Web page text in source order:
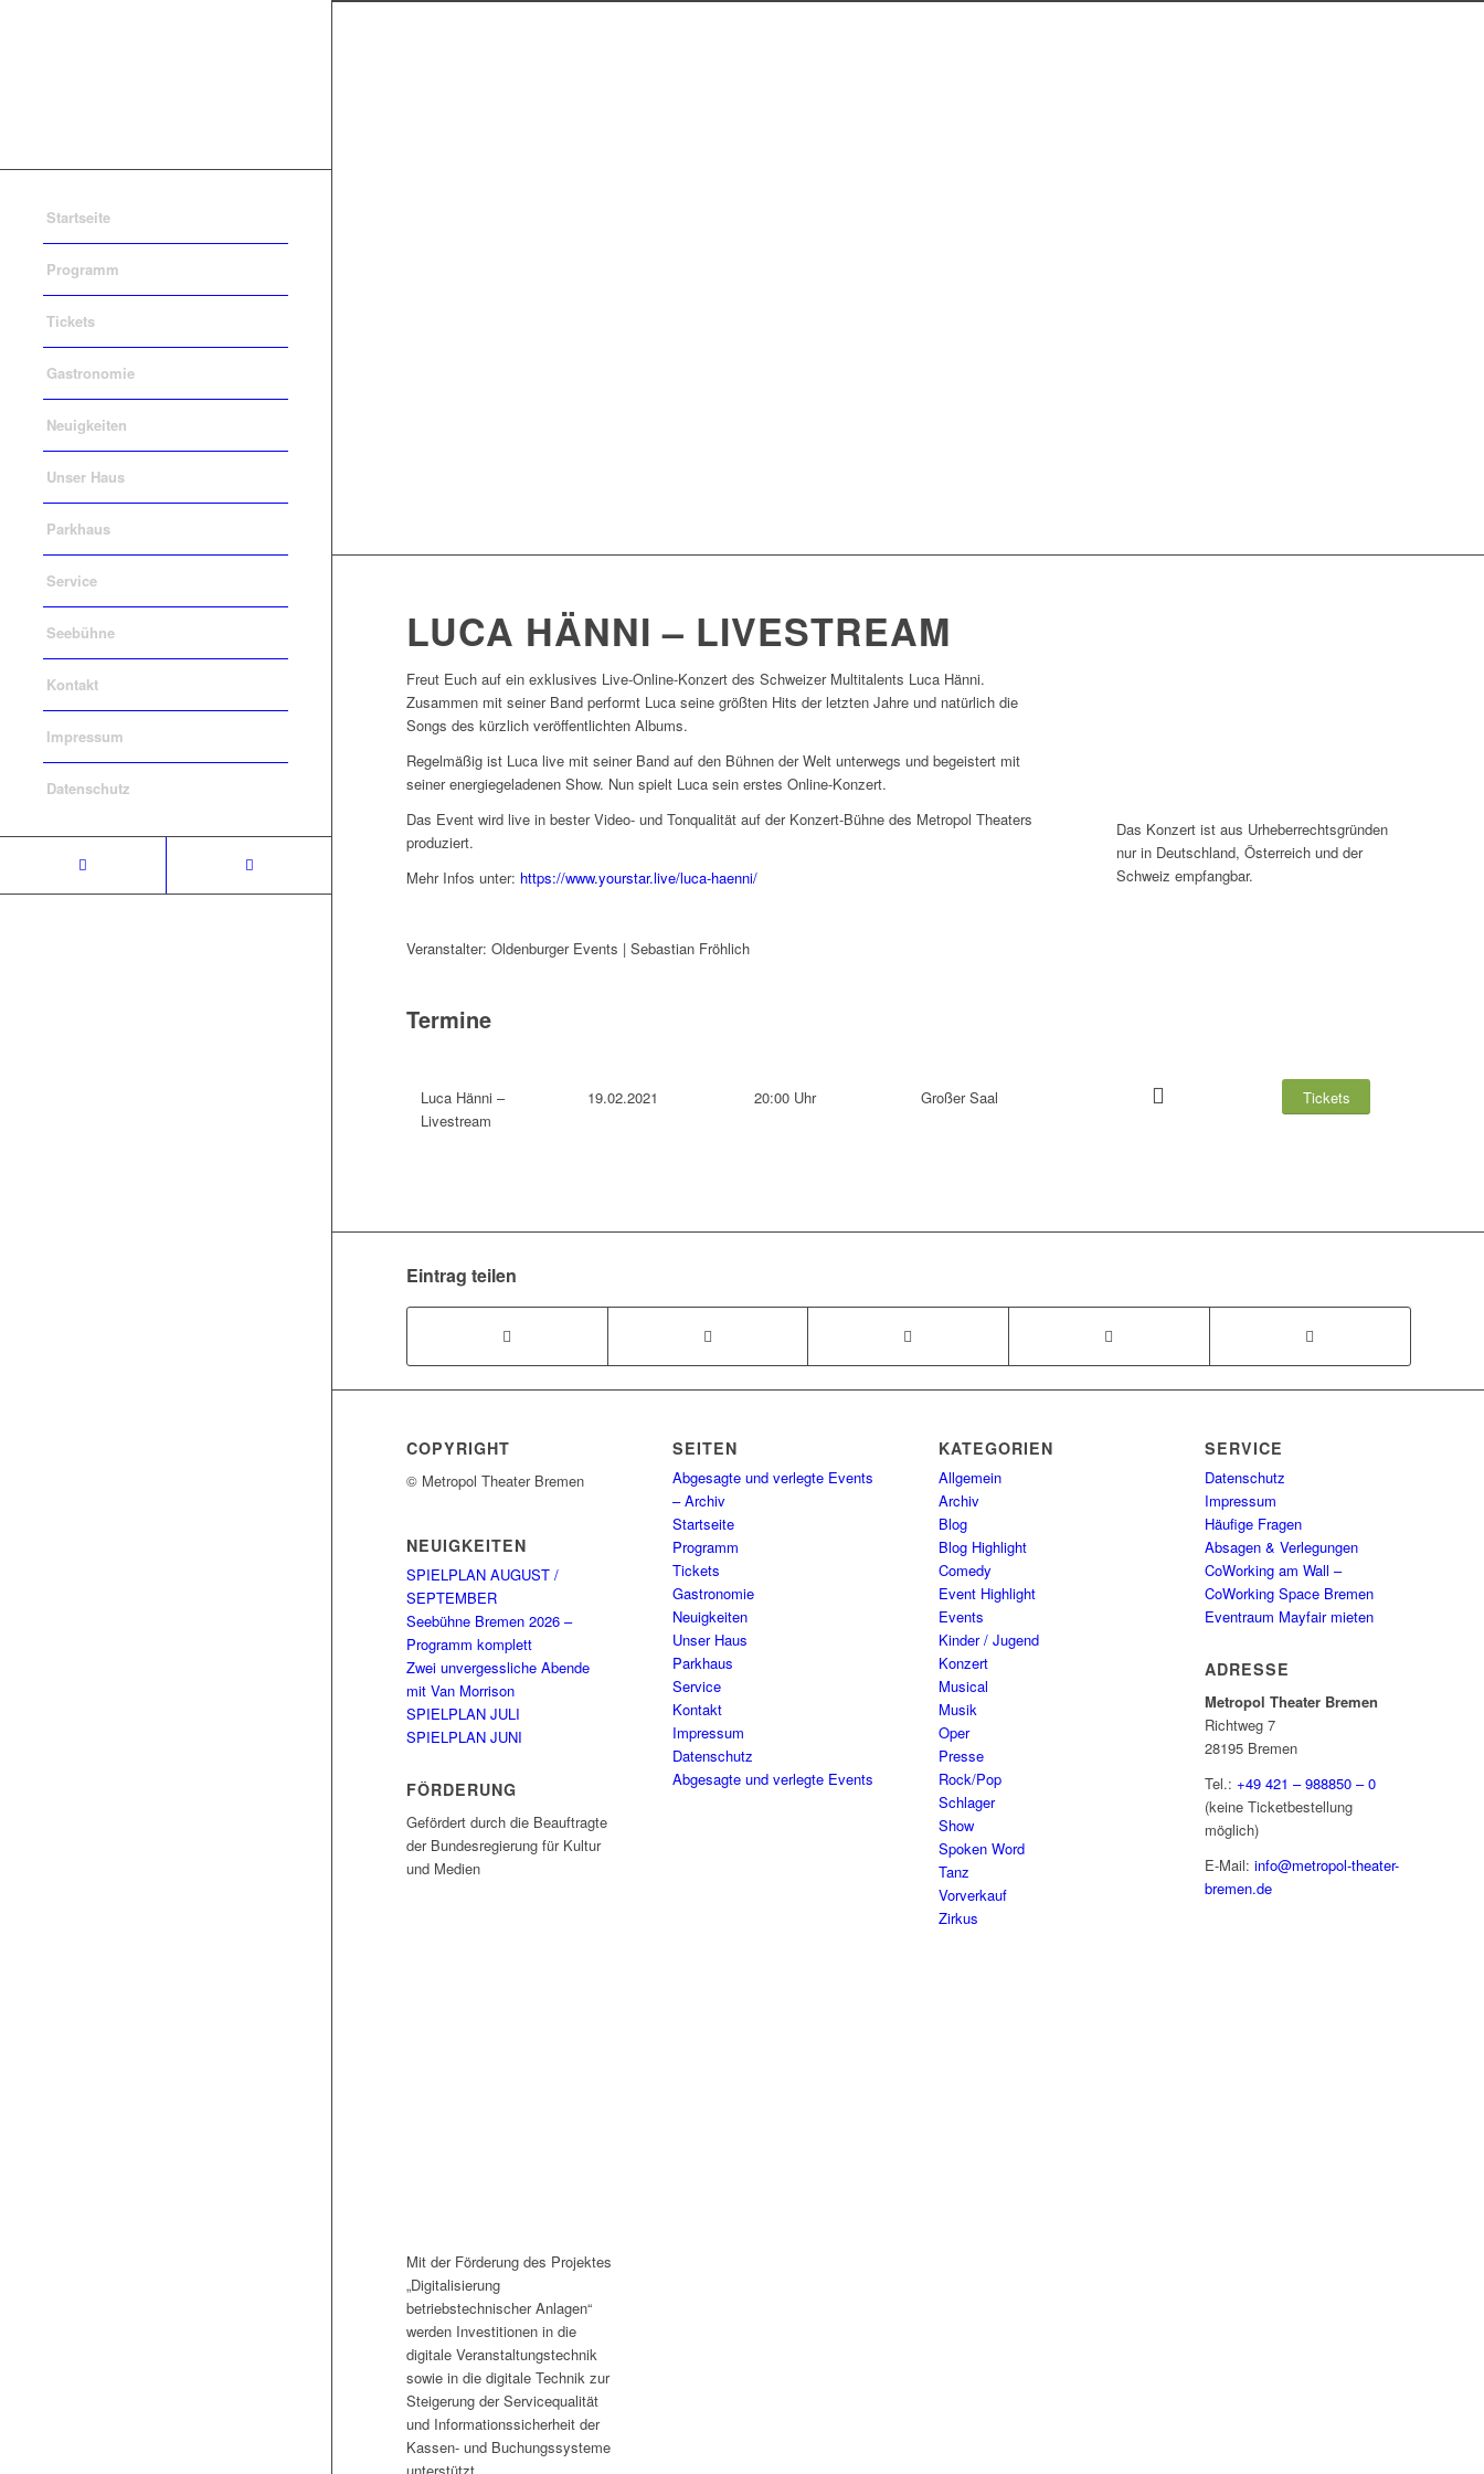
Startseite
Programm
Tickets
Gastronomie
Neuigkeiten
Unser Haus
Parkhaus
Service
Seebühne
Kontakt
Impressum
Datenschutz
LUCA HÄNNI – LIVESTREAM
Freut Euch auf ein exklusives Live-Online-Konzert des Schweizer Multitalents Luca Hänni.
Zusammen mit seiner Band performt Luca seine größten Hits der letzten Jahre und natürlich die
Songs des kürzlich veröffentlichten Albums.
Regelmäßig ist Luca live mit seiner Band auf den Bühnen der Welt unterwegs und begeistert mit
seiner energiegeladenen Show. Nun spielt Luca sein erstes Online-Konzert.
Das Event wird live in bester Video- und Tonqualität auf der Konzert-Bühne des Metropol Theaters
produziert.
Mehr Infos unter: https://www.yourstar.live/luca-haenni/
Veranstalter: Oldenburger Events | Sebastian Fröhlich
Das Konzert ist aus Urheberrechtsgründen
nur in Deutschland, Österreich und der
Schweiz empfangbar.
Termine
Luca Hänni –
Livestream
19.02.2021 20:00 Uhr Großer Saal Tickets
Eintrag teilen
COPYRIGHT
© Metropol Theater Bremen
NEUIGKEITEN
SPIELPLAN AUGUST /
SEPTEMBER
Seebühne Bremen 2026 –
Programm komplett
Zwei unvergessliche Abende
mit Van Morrison
SPIELPLAN JULI
SPIELPLAN JUNI
FÖRDERUNG
Gefördert durch die Beauftragte
der Bundesregierung für Kultur
und Medien
Mit der Förderung des Projektes
„Digitalisierung
betriebstechnischer Anlagen“
werden Investitionen in die
digitale Veranstaltungstechnik
sowie in die digitale Technik zur
Steigerung der Servicequalität
und Informationssicherheit der
Kassen- und Buchungssysteme
SEITEN
Abgesagte und verlegte Events
– Archiv
Startseite
Programm
Tickets
Gastronomie
Neuigkeiten
Unser Haus
Parkhaus
Service
Kontakt
Impressum
Datenschutz
Abgesagte und verlegte Events
KATEGORIEN
Allgemein
Archiv
Blog
Blog Highlight
Comedy
Event Highlight
Events
Kinder / Jugend
Konzert
Musical
Musik
Oper
Presse
Rock/Pop
Schlager
Show
Spoken Word
Tanz
Vorverkauf
Zirkus
SERVICE
Datenschutz
Impressum
Häufige Fragen
Absagen & Verlegungen
CoWorking am Wall –
CoWorking Space Bremen
Eventraum Mayfair mieten
ADRESSE
Metropol Theater Bremen
Richtweg 7
28195 Bremen
Tel.: +49 421 – 988850 – 0
(keine Ticketbestellung
möglich)
E-Mail: info@metropol-theater-
bremen.de